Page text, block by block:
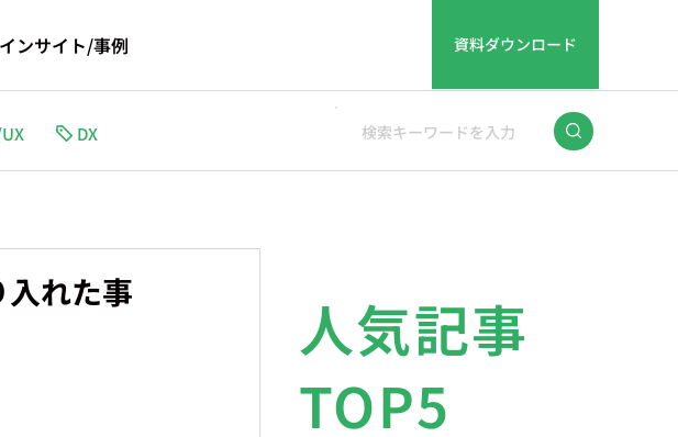
資料ダウンロード
インサイト/事例
UI/UX DX
入れた事
人気記事
TOP5